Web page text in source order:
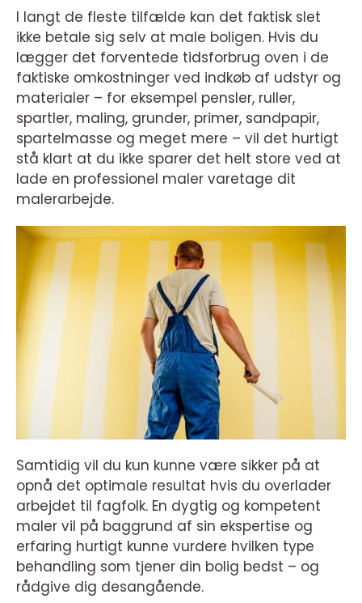
I langt de fleste tilfælde kan det faktisk slet
ikke betale sig selv at male boligen. Hvis du
lægger det forventede tidsforbrug oven i de
faktiske omkostninger ved indkøb af udstyr og
materialer – for eksempel pensler, ruller,
spartler, maling, grunder, primer, sandpapir,
spartelmasse og meget mere – vil det hurtigt
stå klart at du ikke sparer det helt store ved at
lade en professionel maler varetage dit
malerarbejde.
Samtidig vil du kun kunne være sikker på at
opnå det optimale resultat hvis du overlader
arbejdet til fagfolk. En dygtig og kompetent
maler vil på baggrund af sin ekspertise og
erfaring hurtigt kunne vurdere hvilken type
behandling som tjener din bolig bedst – og
rådgive dig desangående.